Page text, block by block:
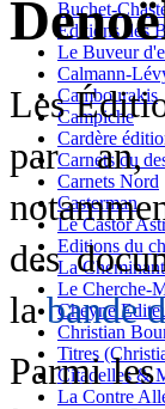
Buchet-
Editions des
Le Buveur
Calmann-
Cambourakis
Campiche
Cardère
Carnets du
Carnets Nord
Casterman
Le Castor
Editions du
La
Le Cherche-
Cheyne
Christian
Titres
Citadelles &
La Contre
Les
par an,
des
labande
Parmi